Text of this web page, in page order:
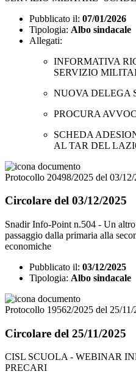
Pubblicato il: 07/01/2026
Tipologia: Albo sindacale
Allegati:
INFORMATIVA
SERVIZIO
NUOVA DELEGA
PROCURA
SCHEDA
AL TAR DEL
Protocollo 20498/2025 del 03/
Circolare del 03/12/2025
Snadir Info-Point n.504 - Un
passaggio dalla primaria alla
economiche
Pubblicato il: 03/12/2025
Tipologia: Albo sindacale
Protocollo 19562/2025 del 25/11/
Circolare del 25/11/2025
CISL SCUOLA - WEBINAR
PRECARI